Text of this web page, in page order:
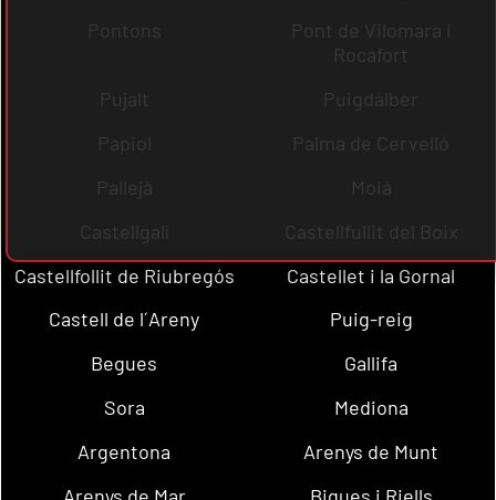
Pontons
Pont de Vilomara i
Rocafort
Pujalt
Puigdàlber
Papiol
Palma de Cervelló
Pallejà
Moià
Castellgalí
Castellfullit del Boix
Castellfollit de Riubregós
Castellet i la Gornal
Castell de l´Areny
Puig-reig
Begues
Gallifa
Sora
Mediona
Argentona
Arenys de Munt